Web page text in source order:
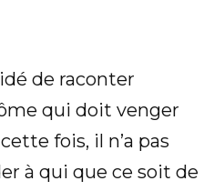
de raconter
qui doit venger
fois, il n’a pas
à qui que ce soit de